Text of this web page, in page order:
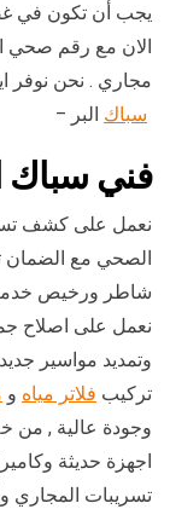
يجب أن تكون في
الان مع رقم صحي
مجاري . نحن نوفر
سباك البر –
فني سباك
نعمل على كشف
الصحي مع
نعمل على اصلاح
وتمديد مواسير
تركيب فلاتر مياه و
وجودة عالية , من
اجهزة حديثة
تسريبات المجاري